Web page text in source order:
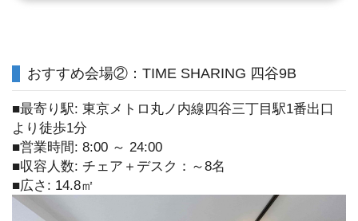
おすすめ会場②：TIME SHARING 四谷9B
■最寄り駅: 東京メトロ丸ノ内線四谷三丁目駅1番出口
より徒歩1分
■営業時間: 8:00 ～ 24:00
■収容人数: チェア＋デスク：～8名
■広さ: 14.8㎡